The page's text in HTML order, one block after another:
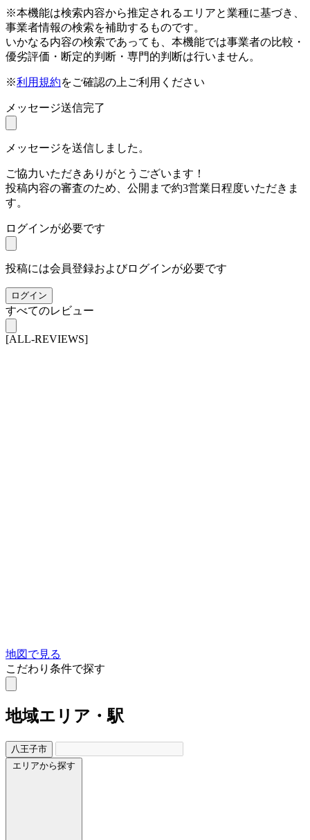
※本機能は検索内容から推定されるエリアと業種に基づき、
事業者情報の検索を補助するものです。
いかなる内容の検索であっても、本機能では事業者の比較・
優劣評価・断定的判断・専門的判断は行いません。
※利用規約をご確認の上ご利用ください
メッセージ送信完了
メッセージを送信しました。
ご協力いただきありがとうございます！
投稿内容の審査のため、公開まで約3営業日程度いただきま
す。
ログインが必要です
投稿には会員登録およびログインが必要です
ログイン
すべてのレビュー
[ALL-REVIEWS]
地図で見る
こだわり条件で探す
地域エリア・駅
八王子市
エリアから探す